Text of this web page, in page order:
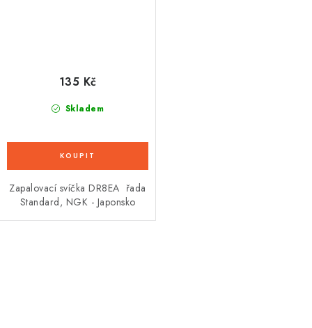
Skladem
135 Kč
Zapalovací svíčka DR8EA řada
Standard, NGK - Japonsko